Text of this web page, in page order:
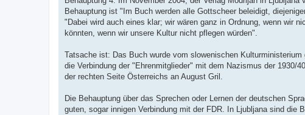
Behauptung ist "Im Buch werden alle Gottscheer beleidigt,
"Dabei wird auch eines klar; wir wären ganz in Ordnung, wenn wir
könnten, wenn wir unsere Kultur nicht pflegen würden".
Tatsache ist: Das Buch wurde vom slowenischen
die Verbindung der "Ehrenmitglieder" mit dem Nazismus der
der rechten Seite Österreichs an August Gril.
Die Behauptung über das Sprechen oder Lernen der deutschen
guten, sogar innigen Verbindung mit der FDR. In Ljubljana sind die